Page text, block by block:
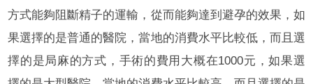
方式能夠阻斷精子的運輸，從而能夠達到避孕的效果，如
果選擇的是普通的醫院，當地的消費水平比較低，而且選
擇的是局麻的方式，手術的費用大概在1000元，如果選